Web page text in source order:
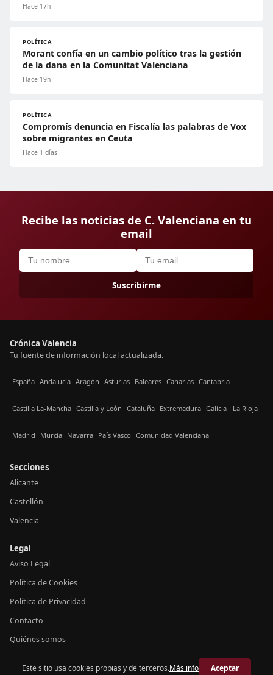
Hace 17h
POLÍTICA
Morant confía en un cambio político tras la gestión
de la dana en la Comunitat Valenciana
Hace 19h
POLÍTICA
Compromís denuncia en Fiscalía las palabras de Vox
sobre migrantes en Ceuta
Hace 1 días
Recibe las noticias de C. Valenciana en tu
email
Suscribirme
Crónica Valencia
Tu fuente de información local actualizada.
España Andalucía Aragón Asturias Baleares Canarias Cantabria
Castilla La-Mancha Castilla y León Cataluña Extremadura Galicia La Rioja
Madrid Murcia Navarra País Vasco Comunidad Valenciana
Secciones
Alicante
Castellón
Valencia
Legal
Aviso Legal
Política de Cookies
Política de Privacidad
Contacto
Quiénes somos
© 2026 Crónica Valencia
Este sitio usa cookies propias y de terceros.Más info Aceptar